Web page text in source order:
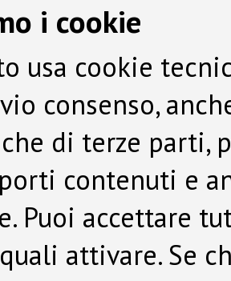
i cookie
usa cookie
consenso,
di terze parti,
contenuti e
Puoi accettare
attivare. Se